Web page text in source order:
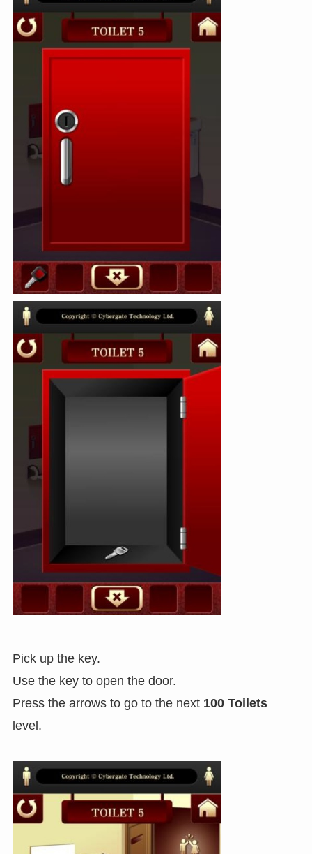
Pick up the key.
Use the key to open the door.
Press the arrows to go to the next 100 Toilets
level.